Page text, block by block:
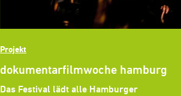
Projekt
dokumentarfilmwoche hamburg
Das Festival lädt alle Hamburger